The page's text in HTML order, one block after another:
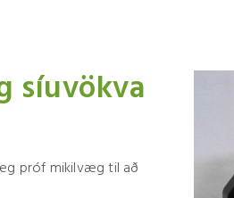
síuvökva
próf mikilvæg til að